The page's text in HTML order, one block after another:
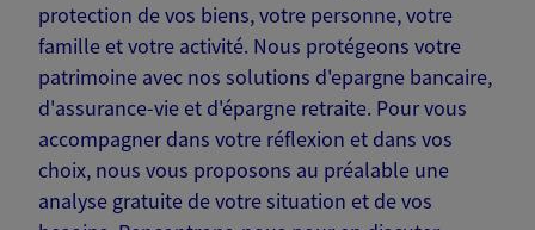
protection de vos biens, votre personne, votre
famille et votre activité. Nous protégeons votre
patrimoine avec nos solutions d'epargne bancaire,
d'assurance-vie et d'épargne retraite. Pour vous
accompagner dans votre réflexion et dans vos
choix, nous vous proposons au préalable une
analyse gratuite de votre situation et de vos